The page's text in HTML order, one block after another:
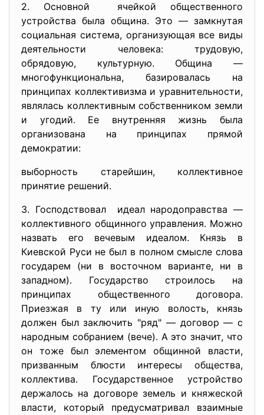
2. Основной ячейкой общественного
устройства была община. Это — замкнутая
социальная система, организующая все виды
деятельности человека: трудовую,
обрядовую, культурную. Община —
многофункциональна, базировалась на
принципах коллективизма и уравнительности,
являлась коллективным собственником земли
и угодий. Ее внутренняя жизнь была
организована на принципах прямой
демократии:
выборность старейшин, коллективное
принятие решений.
3. Господствовал идеал народоправства —
коллективного общинного управления. Можно
назвать его вечевым идеалом. Князь в
Киевской Руси не был в полном смысле слова
государем (ни в восточном варианте, ни в
западном). Государство строилось на
принципах общественного договора.
Приезжая в ту или иную волость, князь
должен был заключить "ряд" — договор — с
народным собранием (вече). А это значит, что
он тоже был элементом общинной власти,
призванным блюсти интересы общества,
коллектива. Государственное устройство
держалось на договоре земель и княжеской
власти, который предусматривал взаимные